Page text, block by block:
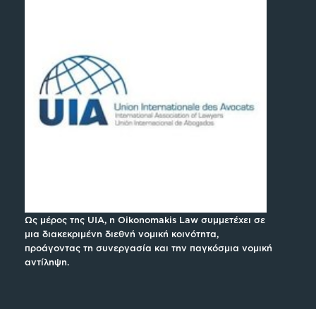
Ως μέρος της UIA, η Oikonomakis Law συμμετέχει σε
μια διακεκριμένη διεθνή νομική κοινότητα,
προάγοντας τη συνεργασία και την παγκόσμια νομική
αντίληψη.